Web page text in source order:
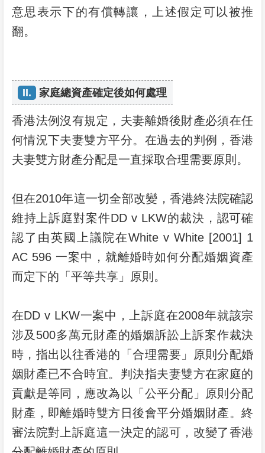
意思表示下的有償轉讓，上述假定可以被推
翻。
II. 家庭總資產確定後如何處理
香港法例沒有規定，夫妻離婚後財產必須在任
何情況下夫妻雙方平分。在過去的判例，香港
夫妻雙方財產分配是一直採取合理需要原則。
但在2010年這一切全部改變，香港終法院確認
維持上訴庭對案件DD v LKW的裁決，認可確
認了由英國上議院在White v White [2001] 1
AC 596 一案中，就離婚時如何分配婚姻資產
而定下的「平等共享」原則。
在DD v LKW一案中，上訴庭在2008年就該宗
涉及500多萬元財產的婚姻訴訟上訴案作裁決
時，指出以往香港的「合理需要」原則分配婚
姻財產已不合時宜。判決指夫妻雙方在家庭的
貢獻是等同，應改為以「公平分配」原則分配
財產，即離婚時雙方日後會平分婚姻財產。終
審法院對上訴庭這一決定的認可，改變了香港